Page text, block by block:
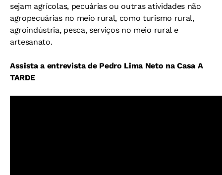
sejam agrícolas, pecuárias ou outras atividades não
agropecuárias no meio rural, como turismo rural,
agroindústria, pesca, serviços no meio rural e
artesanato.
Assista a entrevista de Pedro Lima Neto na Casa A
TARDE